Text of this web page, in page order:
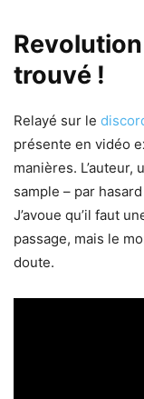
trouvé !
Relayé sur le
présente en vidéo
manières. L’auteur,
sample – par
J’avoue qu’il faut
passage, mais le
doute.